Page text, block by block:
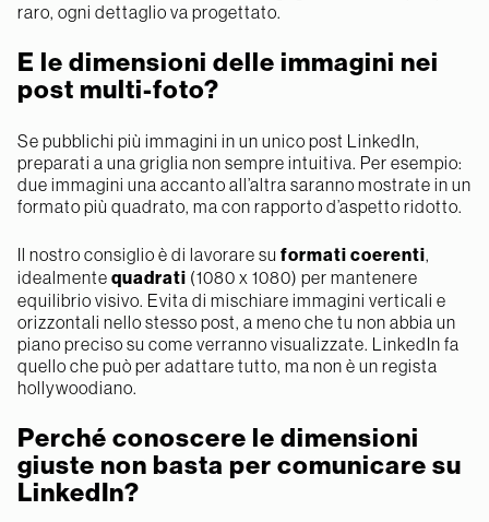
raro, ogni dettaglio va progettato.
E le dimensioni delle immagini nei
post multi-foto?
Se pubblichi più immagini in un unico post LinkedIn,
preparati a una griglia non sempre intuitiva. Per esempio:
due immagini una accanto all’altra saranno mostrate in un
formato più quadrato, ma con rapporto d’aspetto ridotto.
Il nostro consiglio è di lavorare su formati coerenti,
idealmente quadrati (1080 x 1080) per mantenere
equilibrio visivo. Evita di mischiare immagini verticali e
orizzontali nello stesso post, a meno che tu non abbia un
piano preciso su come verranno visualizzate. LinkedIn fa
quello che può per adattare tutto, ma non è un regista
hollywoodiano.
Perché conoscere le dimensioni
giuste non basta per comunicare su
LinkedIn?